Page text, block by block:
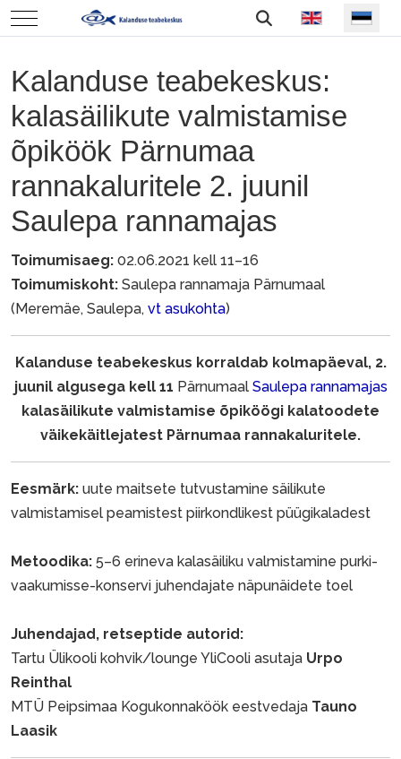
Mobile Menu Toggle Vali keel
Kalanduse teabekeskus:
kalasäilikute valmistamise
õpiköök Pärnumaa
rannakaluritele 2. juunil
Saulepa rannamajas
Toimumisaeg: 02.06.2021 kell 11–16
Toimumiskoht: Saulepa rannamaja Pärnumaal
(Meremäe, Saulepa, vt asukohta)
Kalanduse teabekeskus korraldab kolmapäeval, 2.
juunil algusega kell 11 Pärnumaal Saulepa rannamajas
kalasäilikute valmistamise õpiköögi kalatoodete
väikekäitlejatest Pärnumaa rannakaluritele.
Eesmärk: uute maitsete tutvustamine säilikute
valmistamisel peamistest piirkondlikest püügikaladest
Metoodika: 5–6 erineva kalasäiliku valmistamine purki-
vaakumisse-konservi juhendajate näpunäidete toel
Juhendajad, retseptide autorid:
Tartu Ülikooli kohvik/lounge YliCooli asutaja Urpo
Reinthal
MTÜ Peipsimaa Kogukonnaköök eestvedaja Tauno
Laasik